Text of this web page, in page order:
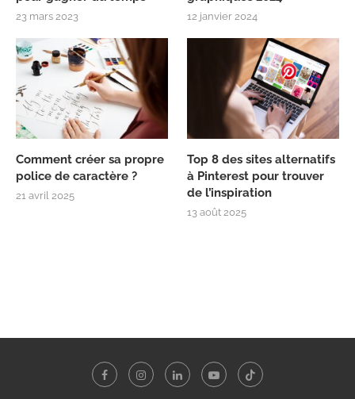
23 mars 2023 12 janvier 2024
Comment créer sa propre
police de caractère ?
21 avril 2025
Top 8 des sites alternatifs
à Pinterest pour trouver
de l’inspiration
13 août 2025